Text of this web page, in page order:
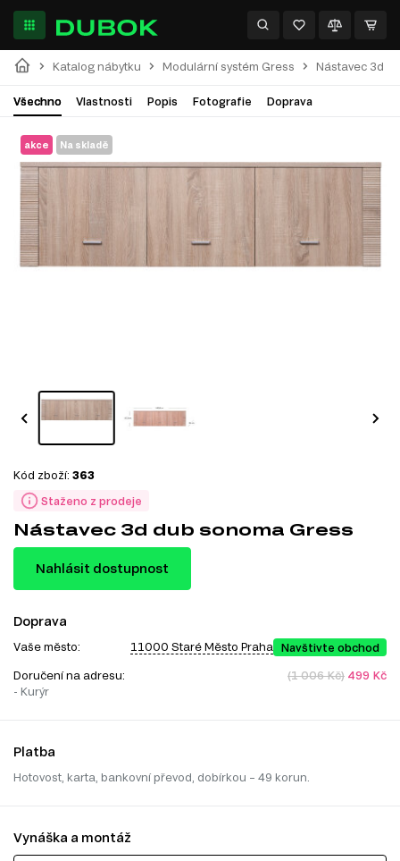
Katalog nábytku Modulární systém Gress Nástavec 3d
Všechno Vlastnosti Popis Fotografie Doprava
akce Na skladě
Staženo z prodeje
Kód zboží: 363
Nástavec 3d dub sonoma Gress
Nahlásit dostupnost
Doprava
Vaše město: 11000 Staré Město Praha Navštivte obchod
Doručení na adresu:
- Kurýr
(1 006 Kč) 499 Kč
Platba
Hotovost, karta, bankovní převod, dobírkou – 49 korun.
Vynáška a montáž